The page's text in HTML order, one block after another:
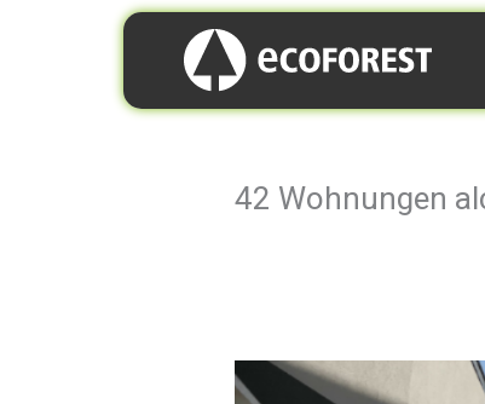
42 Wohnungen